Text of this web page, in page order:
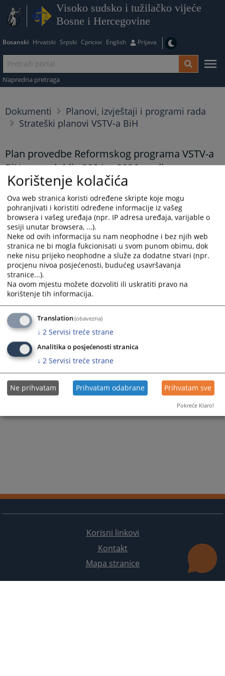
Visoko sudsko i tužilačko vijeće
Bosne i Hercegovine
Bosanski Hrvatski Srpski Српски English Prijava
Napredna pretraga
Dokumenti
Planovi, izvještaji i programi rada
Strateški planovi VSTV-a BiH
Plan provedbe Reformskog programa VSTV-a
BiH za razdoblje 2024. – 2026. godine
30.01.2025.
Plan provedbe Reformskog programa VSTV-a BiH za razdoblje
2024. – 2026. godine
Prikazana vijest je na: Bosanski jezik
440PREGLEDA
Korisni linkovi
Kontakt
Mapa stranice
Korištenje kolačića
Ova web stranica koristi određene skripte koje mogu
pohranjivati i koristiti određene informacije iz vašeg
browsera i vašeg uređaja (npr. IP adresa uređaja, varijable o
sesiji unutar browsera, ...).
Neke od ovih informacija su nam neophodne i bez njih web
stranica ne bi mogla fukcionisati u svom punom obimu, dok
neke nisu prijeko neophodne a služe za dodatne stvari (npr.
procjenu nivoa posjećenosti, budućeg usavršavanja
stranice...).
Na ovom mjestu možete dozvoliti ili uskratiti pravo na
korištenje tih informacija.
Translation(obavezna)
↓ 2 Servisi treće strane
Analitika o posjećenosti stranica
↓ 2 Servisi treće strane
Ne prihvatam Prihvatam odabrane Prihvatam sve
Pokreće Klaro!